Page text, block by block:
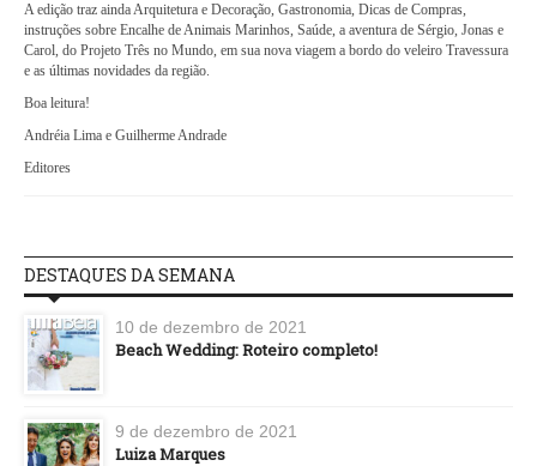
A edição traz ainda Arquitetura e Decoração, Gastronomia, Dicas de Compras,
instruções sobre Encalhe de Animais Marinhos, Saúde, a aventura de Sérgio, Jonas e
Carol, do Projeto Três no Mundo, em sua nova viagem a bordo do veleiro Travessura
e as últimas novidades da região.
Boa leitura!
Andréia Lima e Guilherme Andrade
Editores
DESTAQUES DA SEMANA
10 de dezembro de 2021
Beach Wedding: Roteiro completo!
9 de dezembro de 2021
Luiza Marques